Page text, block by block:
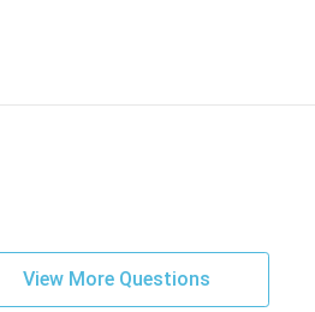
View More Questions